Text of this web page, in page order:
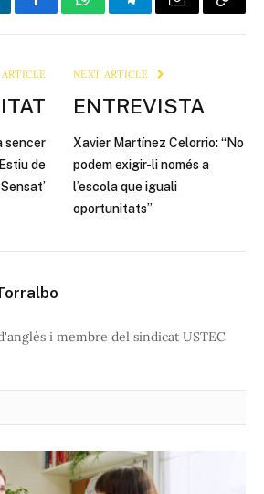
FacebookWhatsAppTelegramEmail Copy
sencer
de
NEXT ARTICLE
ENTREVISTA
Xavier Martínez Celorrio: “No
podem exigir-li només a
l’escola que iguali
oportunitats”
i membre del sindicat USTEC